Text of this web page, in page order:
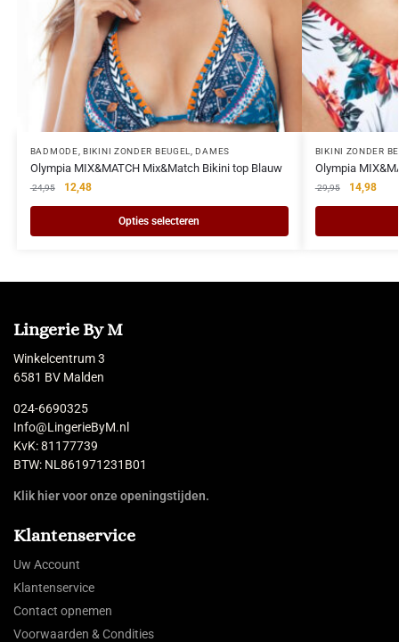
BADMODE ,BIKINI ZONDER BEUGEL ,DAMES
Olympia MIX&MATCH Mix&Match Bikini top Blauw
24,95 12,48
Opties selecteren
BIKINI ZONDER
Olympia
29,95 14,98
Lingerie By M
Winkelcentrum 3
6581 BV Malden
024-6690325
Info@LingerieByM.nl
KvK: 81177739
BTW: NL861971231B01
Klik hier voor onze openingstijden.
Klantenservice
Uw Account
Klantenservice
Contact opnemen
Voorwaarden & Condities